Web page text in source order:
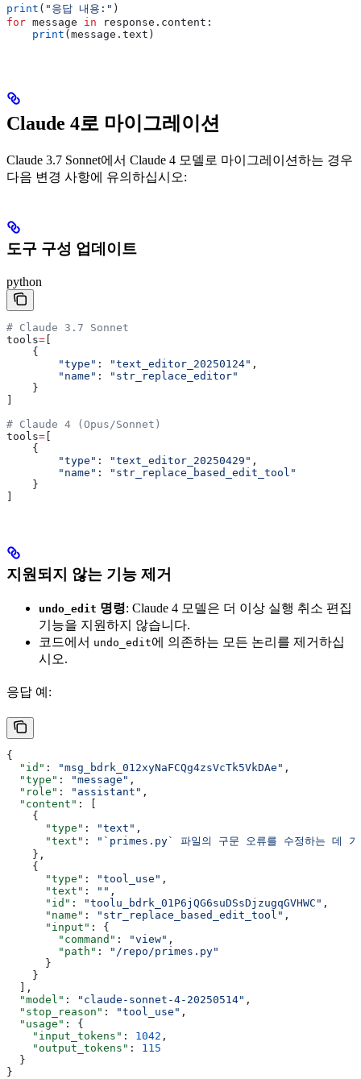
print ( "응답 내용:" )
for message in response.content:
    print
(message.text)
Claude 4로 마이그레이션
Claude 3.7 Sonnet에서 Claude 4 모델로 마이그레이션하는 경우
다음 변경 사항에 유의하십시오:
도구 구성 업데이트
python
# Claude 3.7 Sonnet
tools= [
    {
        "type"
: "text_editor_20250124" ,
        "name"
:
"str_replace_editor"
    }
]
# Claude 4 (Opus/Sonnet)
tools= [
    {
        "type"
: "text_editor_20250429" ,
        "name"
:
"str_replace_based_edit_tool"
    }
]
지원되지 않는 기능 제거
undo_edit 명령: Claude 4 모델은 더 이상 실행 취소 편집
기능을 지원하지 않습니다.
코드에서 undo_edit에 의존하는 모든 논리를 제거하십
시오.
응답 예:
{
  "id"
: "msg_bdrk_012xyNaFCQg4zsVcTk5VkDAe" ,
  "type"
: "message" ,
  "role"
: "assistant" ,
  "content"
: [
    {
      "type"
: "text" ,
      "text"
:
"`primes.py` 파일의 구문 오류를 수정하는 데 기
    },
    {
      "type"
: "tool_use" ,
      "text"
: "" ,
      "id"
: "toolu_bdrk_01P6jQG6suDSsDjzugqGVHWC" ,
      "name"
: "str_replace_based_edit_tool" ,
      "input"
: {
        "command"
: "view" ,
        "path"
:
"/repo/primes.py"
      }
    }
  ],
  "model"
: "claude-sonnet-4-20250514" ,
  "stop_reason"
: "tool_use" ,
  "usage"
: {
    "input_tokens"
: 1042 ,
    "output_tokens"
: 115
  }
}